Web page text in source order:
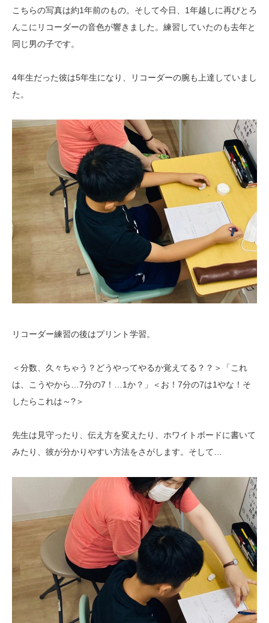
こちらの写真は約1年前のもの。そして今日、1年越しに再びとろ
んこにリコーダーの音色が響きました。練習していたのも去年と
同じ男の子です。
4年生だった彼は5年生になり、リコーダーの腕も上達していまし
た。
リコーダー練習の後はプリント学習。
＜分数、久々ちゃう？どうやってやるか覚えてる？？＞「これ
は、こうやから…7分の7！…1か？」＜お！7分の7は1やな！そ
したらこれは～?＞
先生は見守ったり、伝え方を変えたり、ホワイトボードに書いて
みたり、彼が分かりやすい方法をさがします。そして…